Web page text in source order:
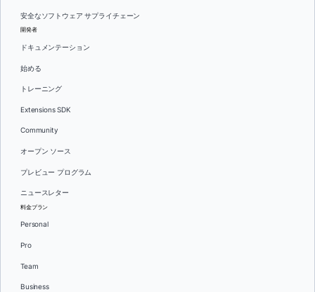
安全なソフトウェア サプライチェーン
開発者
ドキュメンテーション
始める
トレーニング
Extensions SDK
Community
オープン ソース
プレビュー プログラム
ニュースレター
料金プラン
Personal
Pro
Team
Business